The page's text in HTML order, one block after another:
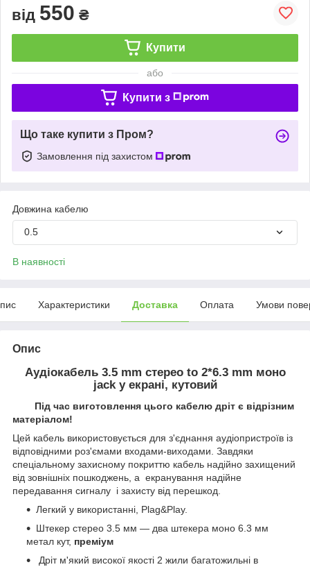
від 550 ₴
Купити
або
Купити з
Що таке купити з Пром?
Замовлення під захистом
Довжина кабелю
0.5
В наявності
Характеристики Доставка Оплата Умови
Опис
Аудіокабель 3.5 mm стерео to 2*6.3 mm моно
jack у екрані, кутовий
Під час виготовлення цього кабелю дріт є відрізним
матеріалом!
Цей кабель використовується для з'єднання аудіопристроїв із
відповідними роз'ємами входами-виходами. Завдяки
спеціальному захисному покриттю кабель надійно захищений
від зовнішніх пошкоджень, а екранування надійне
передавання сигналу і захисту від перешкод.
Легкий у використанні, Plag&Play.
Штекер стерео 3.5 мм — два штекера моно 6.3 мм
метал кут, преміум
Дріт м'який високої якості 2 жили багатожильні в